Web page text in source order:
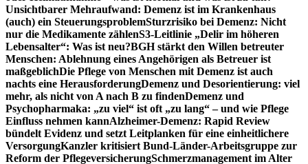
Unsichtbarer Mehraufwand: Demenz ist im Krankenhaus
(auch) ein SteuerungsproblemSturzrisiko bei Demenz: Nicht
nur die Medikamente zählenS3-Leitlinie „Delir im höheren
Lebensalter“: Was ist neu?BGH stärkt den Willen betreuter
Menschen: Ablehnung eines Angehörigen als Betreuer ist
maßgeblichDie Pflege von Menschen mit Demenz ist auch
nachts eine HerausforderungDemenz und Desorientierung: viel
mehr, als nicht von A nach B zu findenDemenz und
Psychopharmaka: „zu viel“ ist oft „zu lang“ – und wie Pflege
Einfluss nehmen kannAlzheimer-Demenz: Rapid Review
bündelt Evidenz und setzt Leitplanken für eine einheitlichere
VersorgungKanzler kritisiert Bund-Länder-Arbeitsgruppe zur
Reform der PflegeversicherungSchmerzmanagement im Alter